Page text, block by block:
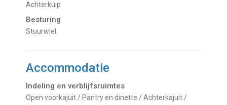
Achterkuip
Besturing
Stuurwiel
Accommodatie
Indeling en verblijfsruimtes
Open voorkajuit / Pantry en dinette / Achterkajuit /